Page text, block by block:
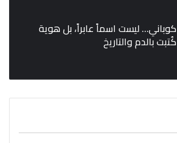
كوباني… ليست اسماً عابراً، بل هوية
كُتبت بالدم والتاريخ